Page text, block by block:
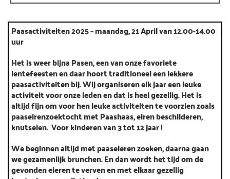
Paasactiviteiten 2025 – maandag, 21 April van 12.00-14.00
uur
Het is weer bijna Pasen, een van onze favoriete
lentefeesten en daar hoort traditioneel een lekkere
paasactiviteiten bij. Wij organiseren elk jaar een leuke
activiteit voor onze leden en dat is heel gezellig. Het is
altijd fijn om voor hen leuke activiteiten te voorzien zoals
paaseirenzoektocht met Paashaas, eiren beschilderen,
knutselen. Voor kinderen van 3 tot 12 jaar !
We beginnen altijd met paaseieren zoeken, daarna gaan
we gezamenlijk brunchen. En dan wordt het tijd om de
gevonden eieren te verven en met elkaar gezellig